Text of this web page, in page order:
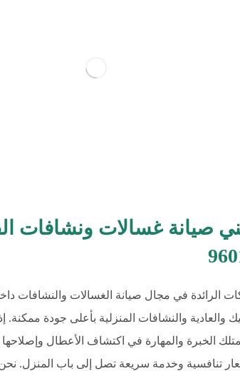
صيانة غسالات ونشافات
الرائدة في مجال صيانة الغسالات والنشافات
والعادية والنشافات المنزلية بأعلى جودة
الخبرة والمهارة في اكتشاف الأعطال
تنافسية وخدمة سريعة تصل إلى باب